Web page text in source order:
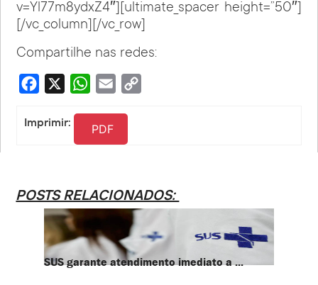
v=Yl77m8ydxZ4″][ultimate_spacer height=”50″]
[/vc_column][/vc_row]
Compartilhe nas redes:
Facebook WhatsApp
Email
Imprimir: PDF
POSTS RELACIONADOS:
SUS garante atendimento imediato a ...